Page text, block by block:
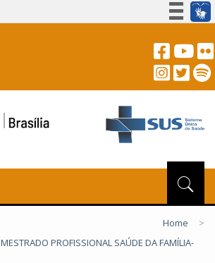
Acesso à informação
Canais
Home
>
MESTRADO PROFISSIONAL SAÚDE DA FAMÍLIA-